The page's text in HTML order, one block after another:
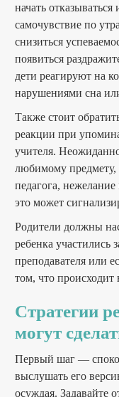
начать
самочувствие по
снизиться
появиться
дети реагируют на
нарушениями сна
Также стоит
реакции при
учителя.
любимому предмету,
педагога,
это может
Родители должны
ребенка участились
преподавателя или
том, что происходит
Стратегии
могут
Первый шаг —
выслушать его
осуждая. Задавайте